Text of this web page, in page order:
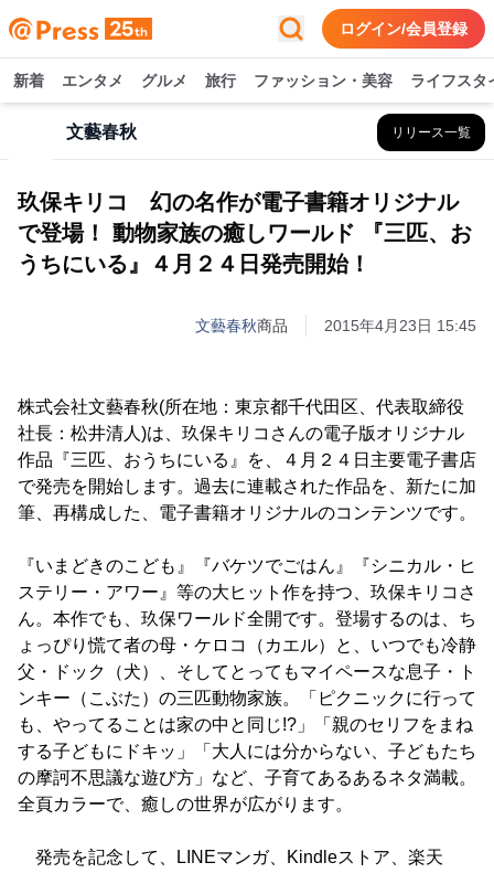
ログイン/会員登録
新着 エンタメ グルメ 旅行 ファッション・美容 ライフスタ
文藝春秋 リリース一覧
玖保キリコ 幻の名作が電子書籍オリジナル
で登場！ 動物家族の癒しワールド 『三匹、お
うちにいる』４月２４日発売開始！
文藝春秋商品 2015年4月23日 15:45
株式会社文藝春秋(所在地：東京都千代田区、代表取締役
社長：松井清人)は、玖保キリコさんの電子版オリジナル
作品『三匹、おうちにいる』を、４月２４日主要電子書店
で発売を開始します。過去に連載された作品を、新たに加
筆、再構成した、電子書籍オリジナルのコンテンツです。
『いまどきのこども』『バケツでごはん』『シニカル・ヒ
ステリー・アワー』等の大ヒット作を持つ、玖保キリコさ
ん。本作でも、玖保ワールド全開です。登場するのは、ち
ょっぴり慌て者の母・ケロコ（カエル）と、いつでも冷静
父・ドック（犬）、そしてとってもマイペースな息子・ト
ンキー（こぶた）の三匹動物家族。「ピクニックに行って
も、やってることは家の中と同じ!?」「親のセリフをまね
する子どもにドキッ」「大人には分からない、子どもたち
の摩訶不思議な遊び方」など、子育てあるあるネタ満載。
全頁カラーで、癒しの世界が広がります。
発売を記念して、LINEマンガ、Kindleストア、楽天